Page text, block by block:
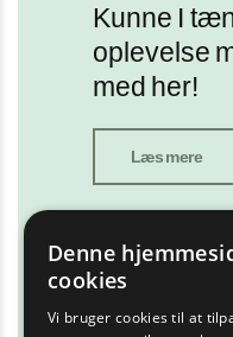
Kunne I
oplevelse
med her!
Læs mere
Denne
cookies
Vi bruger cookies til at